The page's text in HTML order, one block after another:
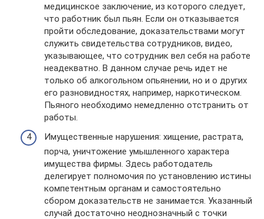
медицинское заключение, из которого следует,
что работник был пьян. Если он отказывается
пройти обследование, доказательствами могут
служить свидетельства сотрудников, видео,
указывающее, что сотрудник вел себя на работе
неадекватно. В данном случае речь идет не
только об алкогольном опьянении, но и о других
его разновидностях, например, наркотическом.
Пьяного необходимо немедленно отстранить от
работы.
Имущественные нарушения: хищение, растрата,
порча, уничтожение умышленного характера
имущества фирмы. Здесь работодатель
делегирует полномочия по установлению истины
компетентным органам и самостоятельно
сбором доказательств не занимается. Указанный
случай достаточно неоднозначный с точки